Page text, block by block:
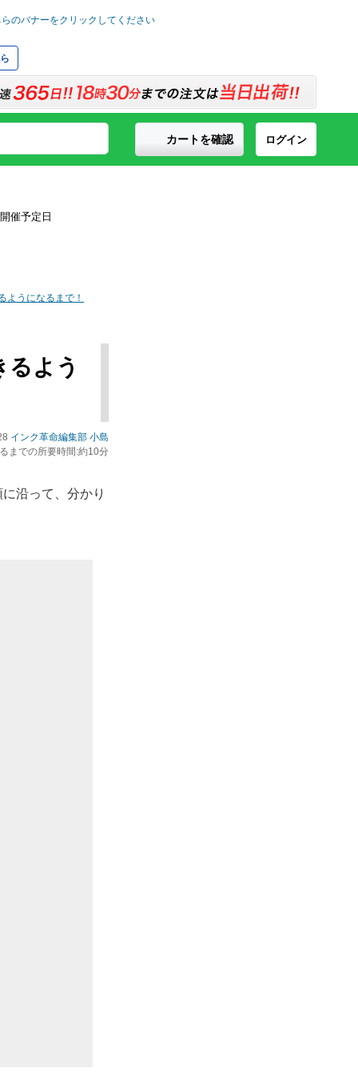
ログイン
カートを確認
ようになるまで！
よう
インク革命編集部 小島
までの所要時間:約10分
沿って、分かり